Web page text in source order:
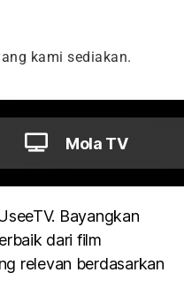
kami sediakan.
Mola TV
Bayangkan
dari film
relevan berdasarkan